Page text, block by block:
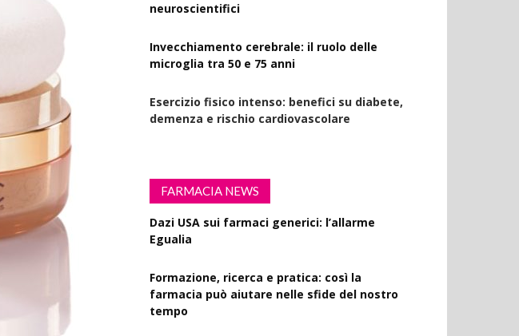
neuroscientifici
Invecchiamento cerebrale: il ruolo delle
microglia tra 50 e 75 anni
Esercizio fisico intenso: benefici su diabete,
demenza e rischio cardiovascolare
FARMACIA NEWS
Dazi USA sui farmaci generici: l’allarme
Egualia
Formazione, ricerca e pratica: così la
farmacia può aiutare nelle sfide del nostro
tempo